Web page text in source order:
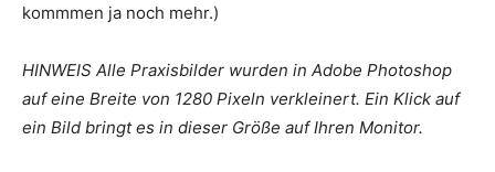
kommmen ja noch mehr.)
HINWEIS Alle Praxisbilder wurden in Adobe Photoshop
auf eine Breite von 1280 Pixeln verkleinert. Ein Klick auf
ein Bild bringt es in dieser Größe auf Ihren Monitor.